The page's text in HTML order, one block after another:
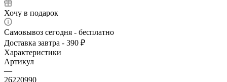
Хочу в подарок
Самовывоз сегодня - бесплатно
Доставка завтра - 390 ₽
Характеристики
Артикул
—
26220990